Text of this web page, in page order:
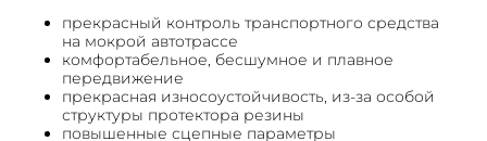
прекрасный контроль транспортного средства
на мокрой автотрассе
комфортабельное, бесшумное и плавное
передвижение
прекрасная износоустойчивость, из-за особой
структуры протектора резины
повышенные сцепные параметры